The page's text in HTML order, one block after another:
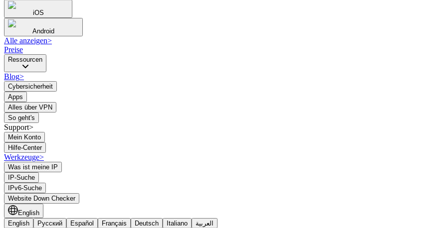
iOS
Android
Alle anzeigen>
Preise
Ressourcen
Blog>
Cybersicherheit
Apps
Alles über VPN
So geht's
Support>
Mein Konto
Hilfe-Center
Werkzeuge>
Was ist meine IP
IP-Suche
IPv6-Suche
Website Down Checker
English
English
Русский Español Français Deutsch Italiano العربية